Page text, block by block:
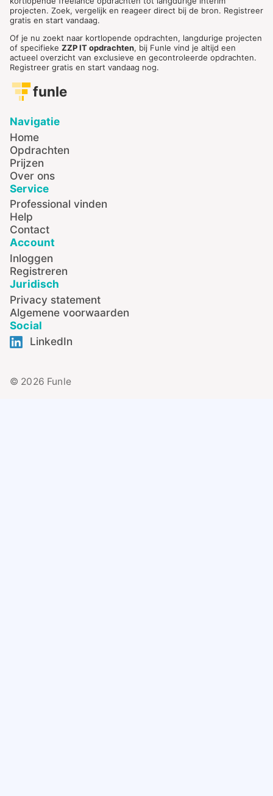
projecten. Zoek, vergelijk en reageer direct bij de bron. Registreer
gratis en start vandaag.
Of je nu zoekt naar kortlopende opdrachten, langdurige projecten
of specifieke ZZP IT opdrachten, bij Funle vind je altijd een
actueel overzicht van exclusieve en gecontroleerde opdrachten.
Registreer gratis en start vandaag nog.
funle
Navigatie
Home
Opdrachten
Prijzen
Over ons
Service
Professional vinden
Help
Contact
Account
Inloggen
Registreren
Juridisch
Privacy statement
Algemene voorwaarden
Social
LinkedIn
© 2026 Funle